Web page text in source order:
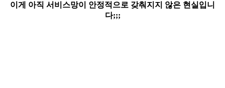
이게 아직 서비스망이 안정적으로 갖춰지지 않은 현실입니
다;;;